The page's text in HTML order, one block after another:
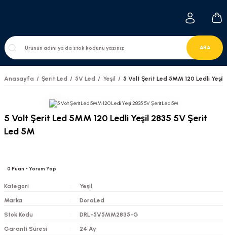
ARA
Anasayfa Şerit Led 5V Led Yeşil 5 Volt Şerit Led 5MM 120 Ledli
5 Volt Şerit Led 5MM 120 Ledli Yeşil 2835 5V Şerit
Led 5M
0 Puan - Yorum Yap
Kategori
Yeşil
Marka
DoraLed
Stok Kodu
DRL-5V5MM2835-G
Garanti Süresi
24 Ay